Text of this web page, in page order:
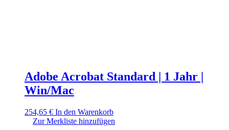
Adobe Acrobat Standard | 1 Jahr |
Win/Mac
254,65 € In den Warenkorb
Zur Merkliste hinzufügen